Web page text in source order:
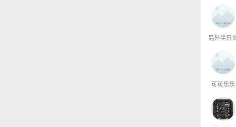
另外半只
可可乐乐